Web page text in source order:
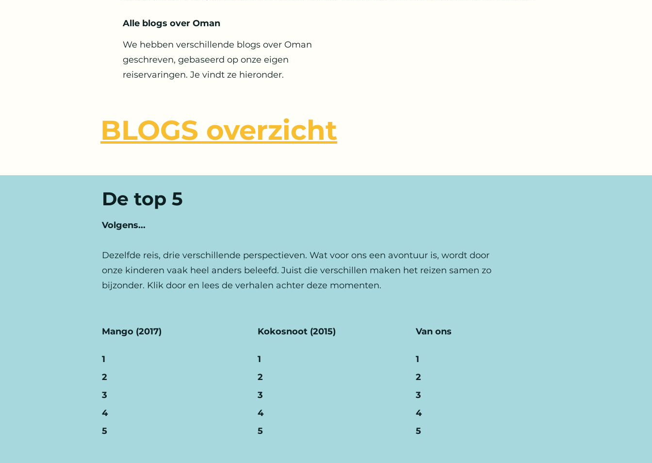
Alle blogs over Oman
We hebben verschillende blogs over Oman
geschreven, gebaseerd op onze eigen
reiservaringen. Je vindt ze hieronder.
BLOGS overzicht
De top 5
Volgens...
Dezelfde reis, drie verschillende perspectieven. Wat voor ons een avontuur is, wordt door
onze kinderen vaak heel anders beleefd. Juist die verschillen maken het reizen samen zo
bijzonder. Klik door en lees de verhalen achter deze momenten.
Mango (2017)
1
2
3
4
5
Kokosnoot (2015)
1
2
3
4
5
Van ons
1
2
3
4
5